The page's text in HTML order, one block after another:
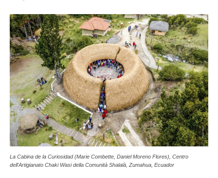
La Cabina de la Curiosidad (Marie Combette, Daniel Moreno Flores), Centro
dell'Artigianato Chaki Wasi della Comunità Shalalà, Zumahua, Ecuador